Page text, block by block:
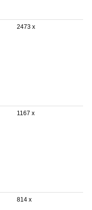
2473 x
1167 x
814 x